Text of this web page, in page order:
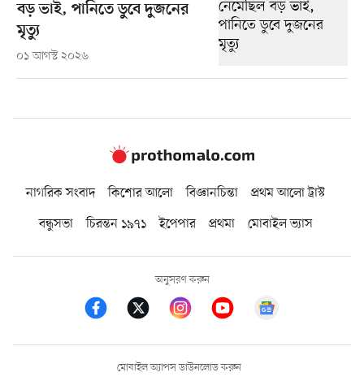
বড় ভাই, পানিতে ডুবে দুজনের
মৃত্যু
০১ আগস্ট ২০২৬
নাগরিক সংবাদ কিশোর আলো বিজ্ঞানচিন্তা
প্রথম আলো ট্রাস্ট
বন্ধুসভা
চিরন্তন ১৯৭১ ইপেপার প্রথমা মোবাইল ভ্যাস
অনুসরণ করুন
মোবাইল অ্যাপস ডাউনলোড করুন